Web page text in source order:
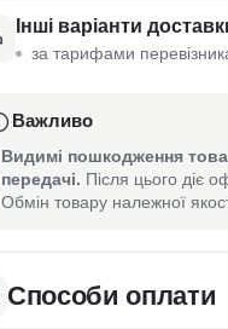
Інші варіанти
за тарифами
Важливо
Видимі пошкодження
передачі. Після цього діє
Обмін товару належної
Способи оплати